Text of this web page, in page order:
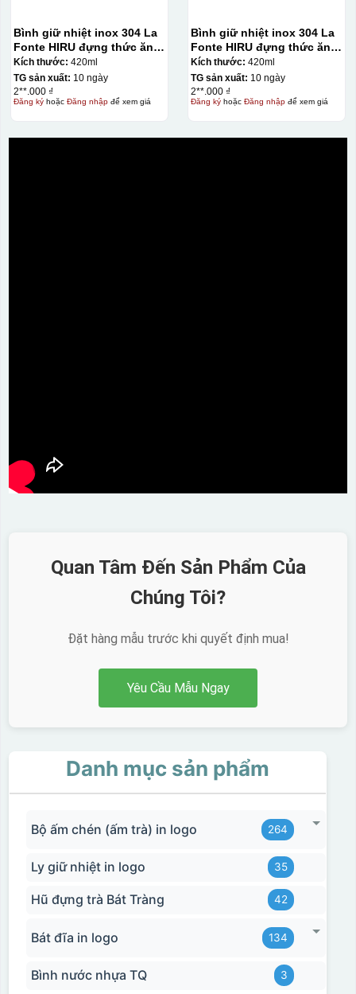
Bình giữ nhiệt inox 304 La
Fonte HIRU đựng thức ăn
420 ml – 012348
Kích thước: 420ml
TG sản xuất: 10 ngày
2**.000 ₫
Đăng kýhoặc Đăng nhậpđể xem giá
Bình giữ nhiệt inox 304 La
Fonte HIRU đựng thức ăn
420 ml – 012348
Kích thước: 420ml
TG sản xuất: 10 ngày
2**.000 ₫
Đăng kýhoặc Đăng nhậpđể xem giá
Quan Tâm Đến Sản Phẩm Của
Chúng Tôi?
Đặt hàng mẫu trước khi quyết định mua!
Yêu Cầu Mẫu Ngay
Danh mục sản phẩm
Bộ ấm chén (ấm trà) in logo 264
Ly giữ nhiệt in logo 35
Hũ đựng trà Bát Tràng 42
Bát đĩa in logo 134
Bình nước nhựa TQ 3